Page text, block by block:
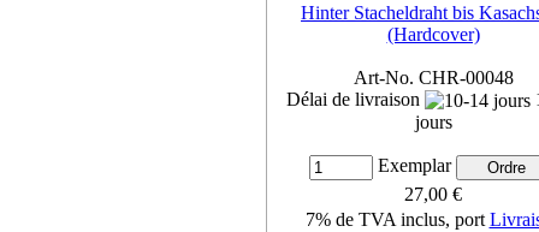
Hinter Stacheldraht bis
(Hardcover)
Art-No. CHR-00048
Délai de livraison
jours
Exemplar
27,00 €
7% de TVA inclus, port